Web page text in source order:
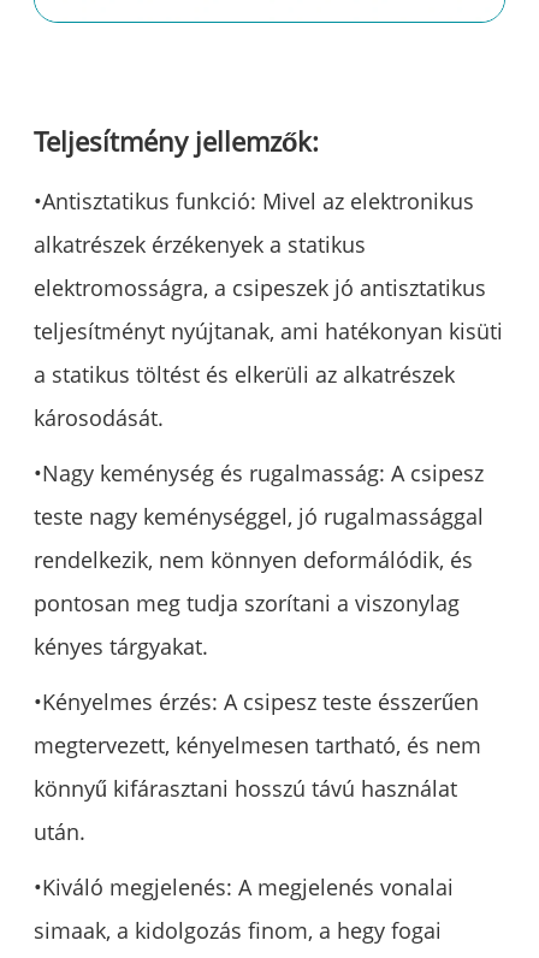
Teljesítmény jellemzők:
•Antisztatikus funkció: Mivel az elektronikus
alkatrészek érzékenyek a statikus
elektromosságra, a csipeszek jó antisztatikus
teljesítményt nyújtanak, ami hatékonyan kisüti
a statikus töltést és elkerüli az alkatrészek
károsodását.
•Nagy keménység és rugalmasság: A csipesz
teste nagy keménységgel, jó rugalmassággal
rendelkezik, nem könnyen deformálódik, és
pontosan meg tudja szorítani a viszonylag
kényes tárgyakat.
•Kényelmes érzés: A csipesz teste ésszerűen
megtervezett, kényelmesen tartható, és nem
könnyű kifárasztani hosszú távú használat
után.
•Kiváló megjelenés: A megjelenés vonalai
simaak, a kidolgozás finom, a hegy fogai